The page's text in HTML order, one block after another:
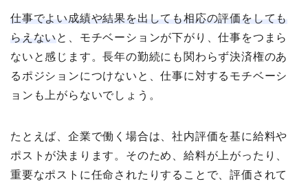
仕事でよい成績や結果を出しても相応の評価をしても
らえないと、モチベーションが下がり、仕事をつまら
ないと感じます。長年の勤続にも関わらず決済権のあ
るポジションにつけないと、仕事に対するモチベーシ
ョンも上がらないでしょう。
たとえば、企業で働く場合は、社内評価を基に給料や
ポストが決まります。そのため、給料が上がったり、
重要なポストに任命されたりすることで、評価されて